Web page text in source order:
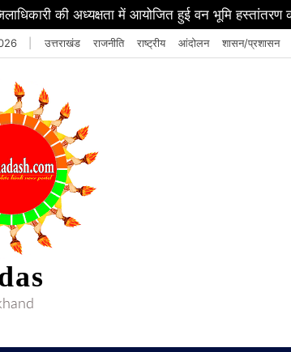
की अध्यक्षता में आयोजित हुई वन भूमि
उत्तराखंड राजनीति राष्ट्रीय आंदोलन शासन/प्रशासन